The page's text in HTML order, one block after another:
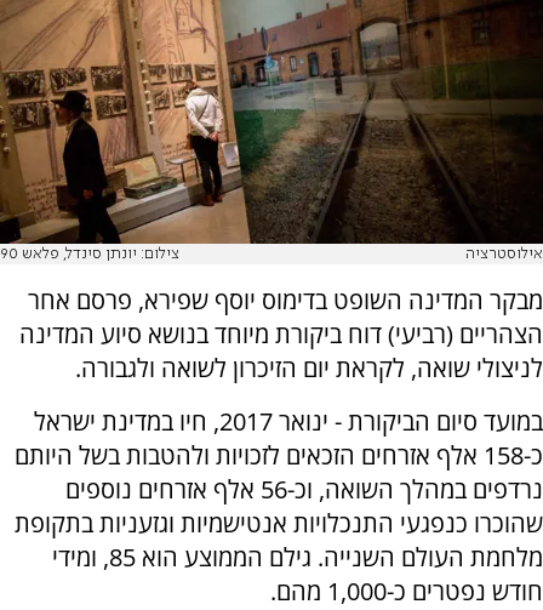
אילוסטרציה צילום: יונתן סינדל, פלאש 90
מבקר המדינה השופט בדימוס יוסף שפירא, פרסם אחר
הצהריים (רביעי) דוח ביקורת מיוחד בנושא סיוע המדינה
לניצולי שואה, לקראת יום הזיכרון לשואה ולגבורה.
במועד סיום הביקורת - ינואר 2017, חיו במדינת ישראל
כ-158 אלף אזרחים הזכאים לזכויות ולהטבות בשל היותם
נרדפים במהלך השואה, וכ-56 אלף אזרחים נוספים
שהוכרו כנפגעי התנכלויות אנטישמיות וגזעניות בתקופת
מלחמת העולם השנייה. גילם הממוצע הוא 85, ומידי
חודש נפטרים כ-1,000 מהם.